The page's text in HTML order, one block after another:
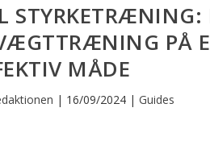
PÅ
MÅDE
| 16/09/2024| Guides